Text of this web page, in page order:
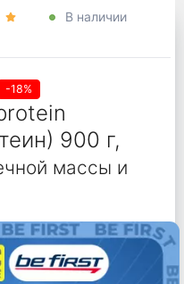
В наличии
-18%
900 г,
массы и